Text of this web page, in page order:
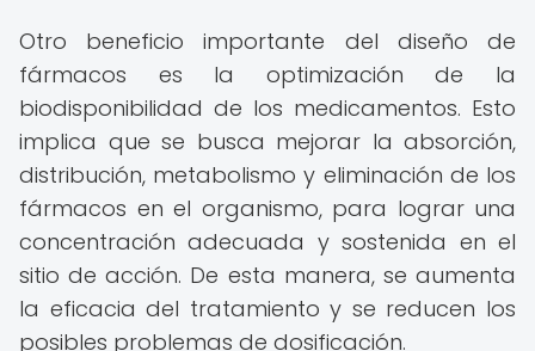
Otro beneficio importante del diseño de
fármacos es la optimización de la
biodisponibilidad de los medicamentos. Esto
implica que se busca mejorar la absorción,
distribución, metabolismo y eliminación de los
fármacos en el organismo, para lograr una
concentración adecuada y sostenida en el
sitio de acción. De esta manera, se aumenta
la eficacia del tratamiento y se reducen los
posibles problemas de dosificación.